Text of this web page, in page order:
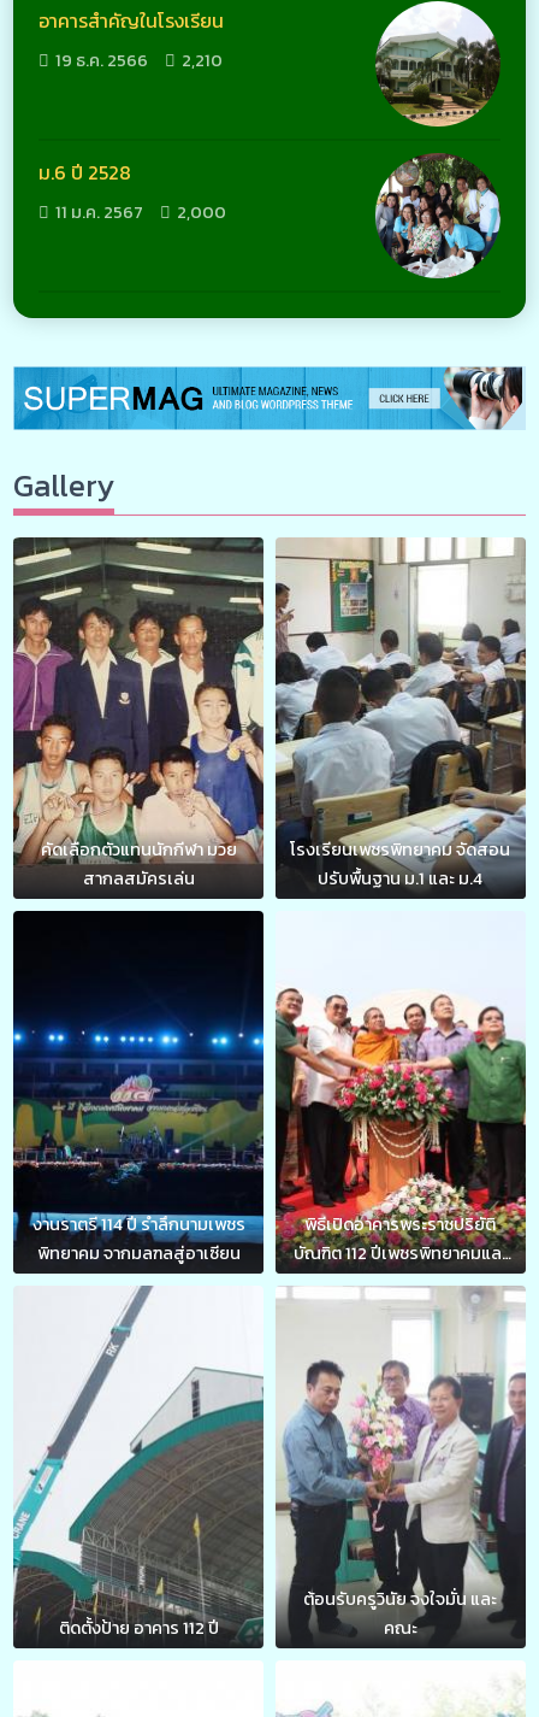
อาคารสำคัญในโรงเรียน
19 ธ.ค. 2566 2,210
ม.6 ปี 2528
11 ม.ค. 2567 2,000
Gallery
คัดเลือกตัวแทนนักกีฬา มวย
สากลสมัครเล่น
โรงเรียนเพชรพิทยาคม จัดสอน
ปรับพื้นฐาน ม.1 และ ม.4
งานราตรี 114 ปี รำลึกนามเพชร
พิทยาคม จากมลฑลสู่อาเซียน
พิธีเปิดอาคารพระราชปริยัติ
บัณฑิต 112 ปีเพชรพิทยาคมและ
อาคาร 324 ล
ติดตั้งป้าย อาคาร 112 ปี
ต้อนรับครูวินัย จงใจมั่น และ
คณะ